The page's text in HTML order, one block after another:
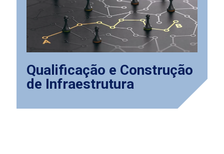
Qualificação e Construção
de Infraestrutura